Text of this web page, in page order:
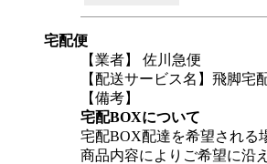
宅配便
【業者】 佐川急便
【配送サービス名】飛脚宅
【備考】
宅配BOXについて
宅配BOX配達を希望される
商品内容によりご希望に沿